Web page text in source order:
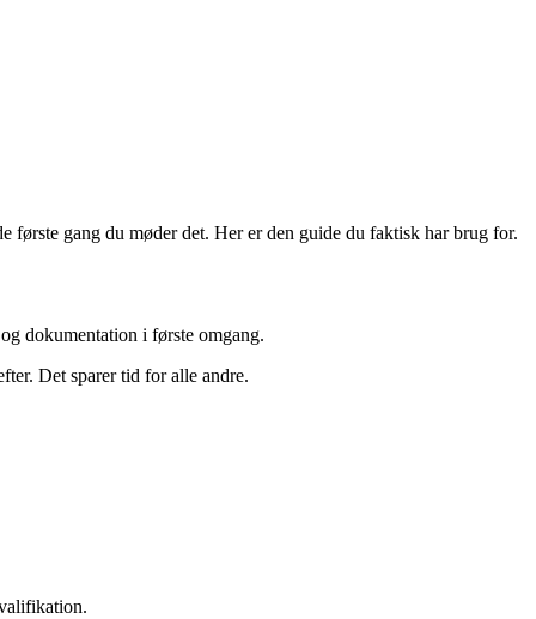
gang du møder det. Her er den guide du faktisk har brug for.
dokumentation i første omgang.
Det sparer tid for alle andre.